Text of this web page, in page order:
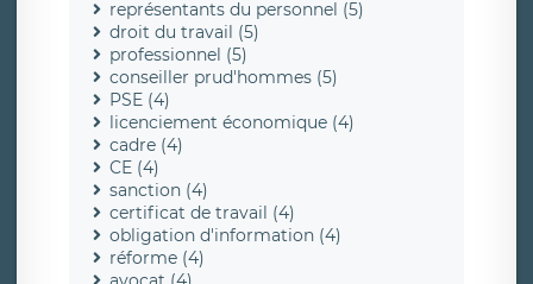
représentants du personnel (5)
droit du travail (5)
professionnel (5)
conseiller prud'hommes (5)
PSE (4)
licenciement économique (4)
cadre (4)
CE (4)
sanction (4)
certificat de travail (4)
obligation d'information (4)
réforme (4)